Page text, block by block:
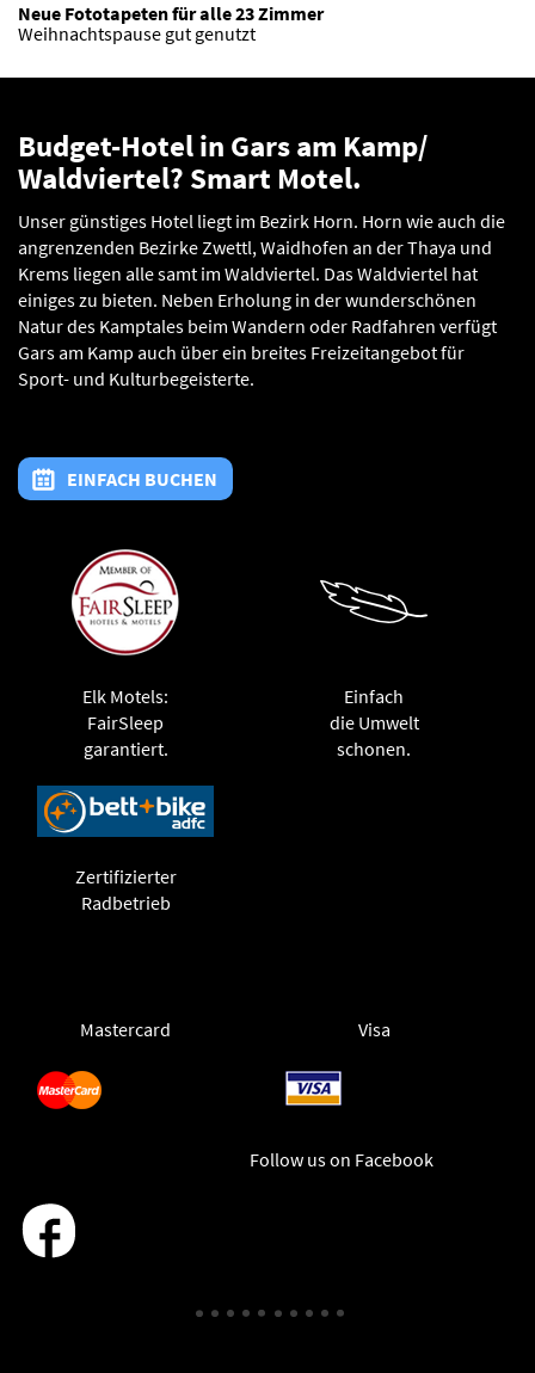
Neue Fototapeten für alle 23 Zimmer
Weihnachtspause gut genutzt
Budget-Hotel in Gars am Kamp/
Waldviertel? Smart Motel.
Unser günstiges Hotel liegt im Bezirk Horn. Horn wie auch die
angrenzenden Bezirke Zwettl, Waidhofen an der Thaya und
Krems liegen alle samt im Waldviertel. Das Waldviertel hat
einiges zu bieten. Neben Erholung in der wunderschönen
Natur des Kamptales beim Wandern oder Radfahren verfügt
Gars am Kamp auch über ein breites Freizeitangebot für
Sport- und Kulturbegeisterte.
EINFACH BUCHEN
Elk Motels:
FairSleep
garantiert.
Einfach
die Umwelt
schonen.
Zertifizierter
Radbetrieb
Mastercard Visa
Follow us on Facebook